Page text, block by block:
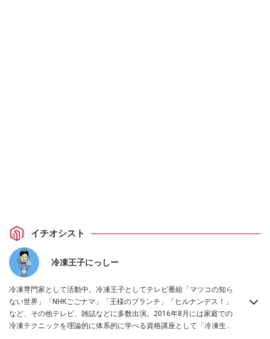
イチオシスト
冷凍王子にっしー
冷凍専門家として活動中。冷凍王子としてテレビ番組「マツコの知ら
ない世界」「NHKごごナマ」「王様のブランチ」「ヒルナンデス！」
など、その他テレビ、雑誌などに多数出演。2016年8月には家庭での
冷凍テクニックを理論的に体系的に学べる資格講座として「冷凍生活